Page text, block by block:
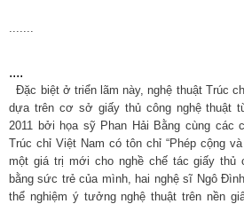
....
Đặc biệt ở triển lãm này, nghệ thuật Trúc
dựa trên cơ sở giấy thủ công nghệ thuật
2011 bởi họa sỹ Phan Hải Bằng cùng các
Trúc chỉ Việt Nam có tôn chỉ “Phép cộng
một giá trị mới cho nghề chế tác giấy thủ
bằng sức trẻ của mình, hai nghệ sĩ Ngô
thể nghiệm ý tưởng nghệ thuật trên nền